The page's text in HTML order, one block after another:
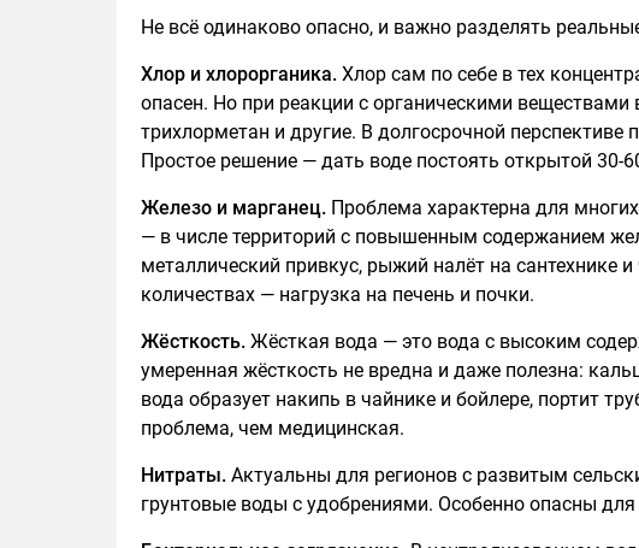
Не всё одинаково опасно, и важно разделять
Хлор и хлорорганика. Хлор сам по себе в тех
опасен. Но при реакции с органическими
трихлорметан и другие. В долгосрочной перспективе
Простое решение — дать воде постоять открытой 30-
Железо и марганец. Проблема характерна для
— в числе территорий с повышенным содержанием
металлический привкус, рыжий налёт на сантехнике
количествах — нагрузка на печень и почки.
Жёсткость. Жёсткая вода — это вода с высоким
умеренная жёсткость не вредна и даже полезна:
вода образует накипь в чайнике и бойлере, портит
проблема, чем медицинская.
Нитраты. Актуальны для регионов с развитым
грунтовые воды с удобрениями. Особенно опасны для